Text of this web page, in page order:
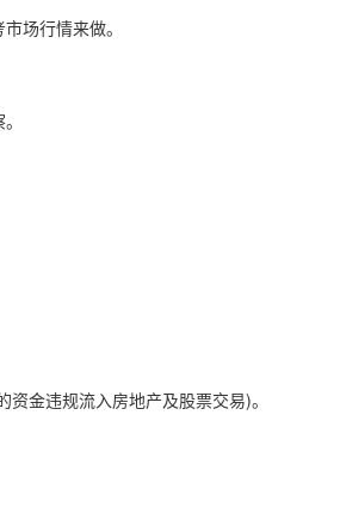
场行情来做。
金违规流入房地产及股票交易)。